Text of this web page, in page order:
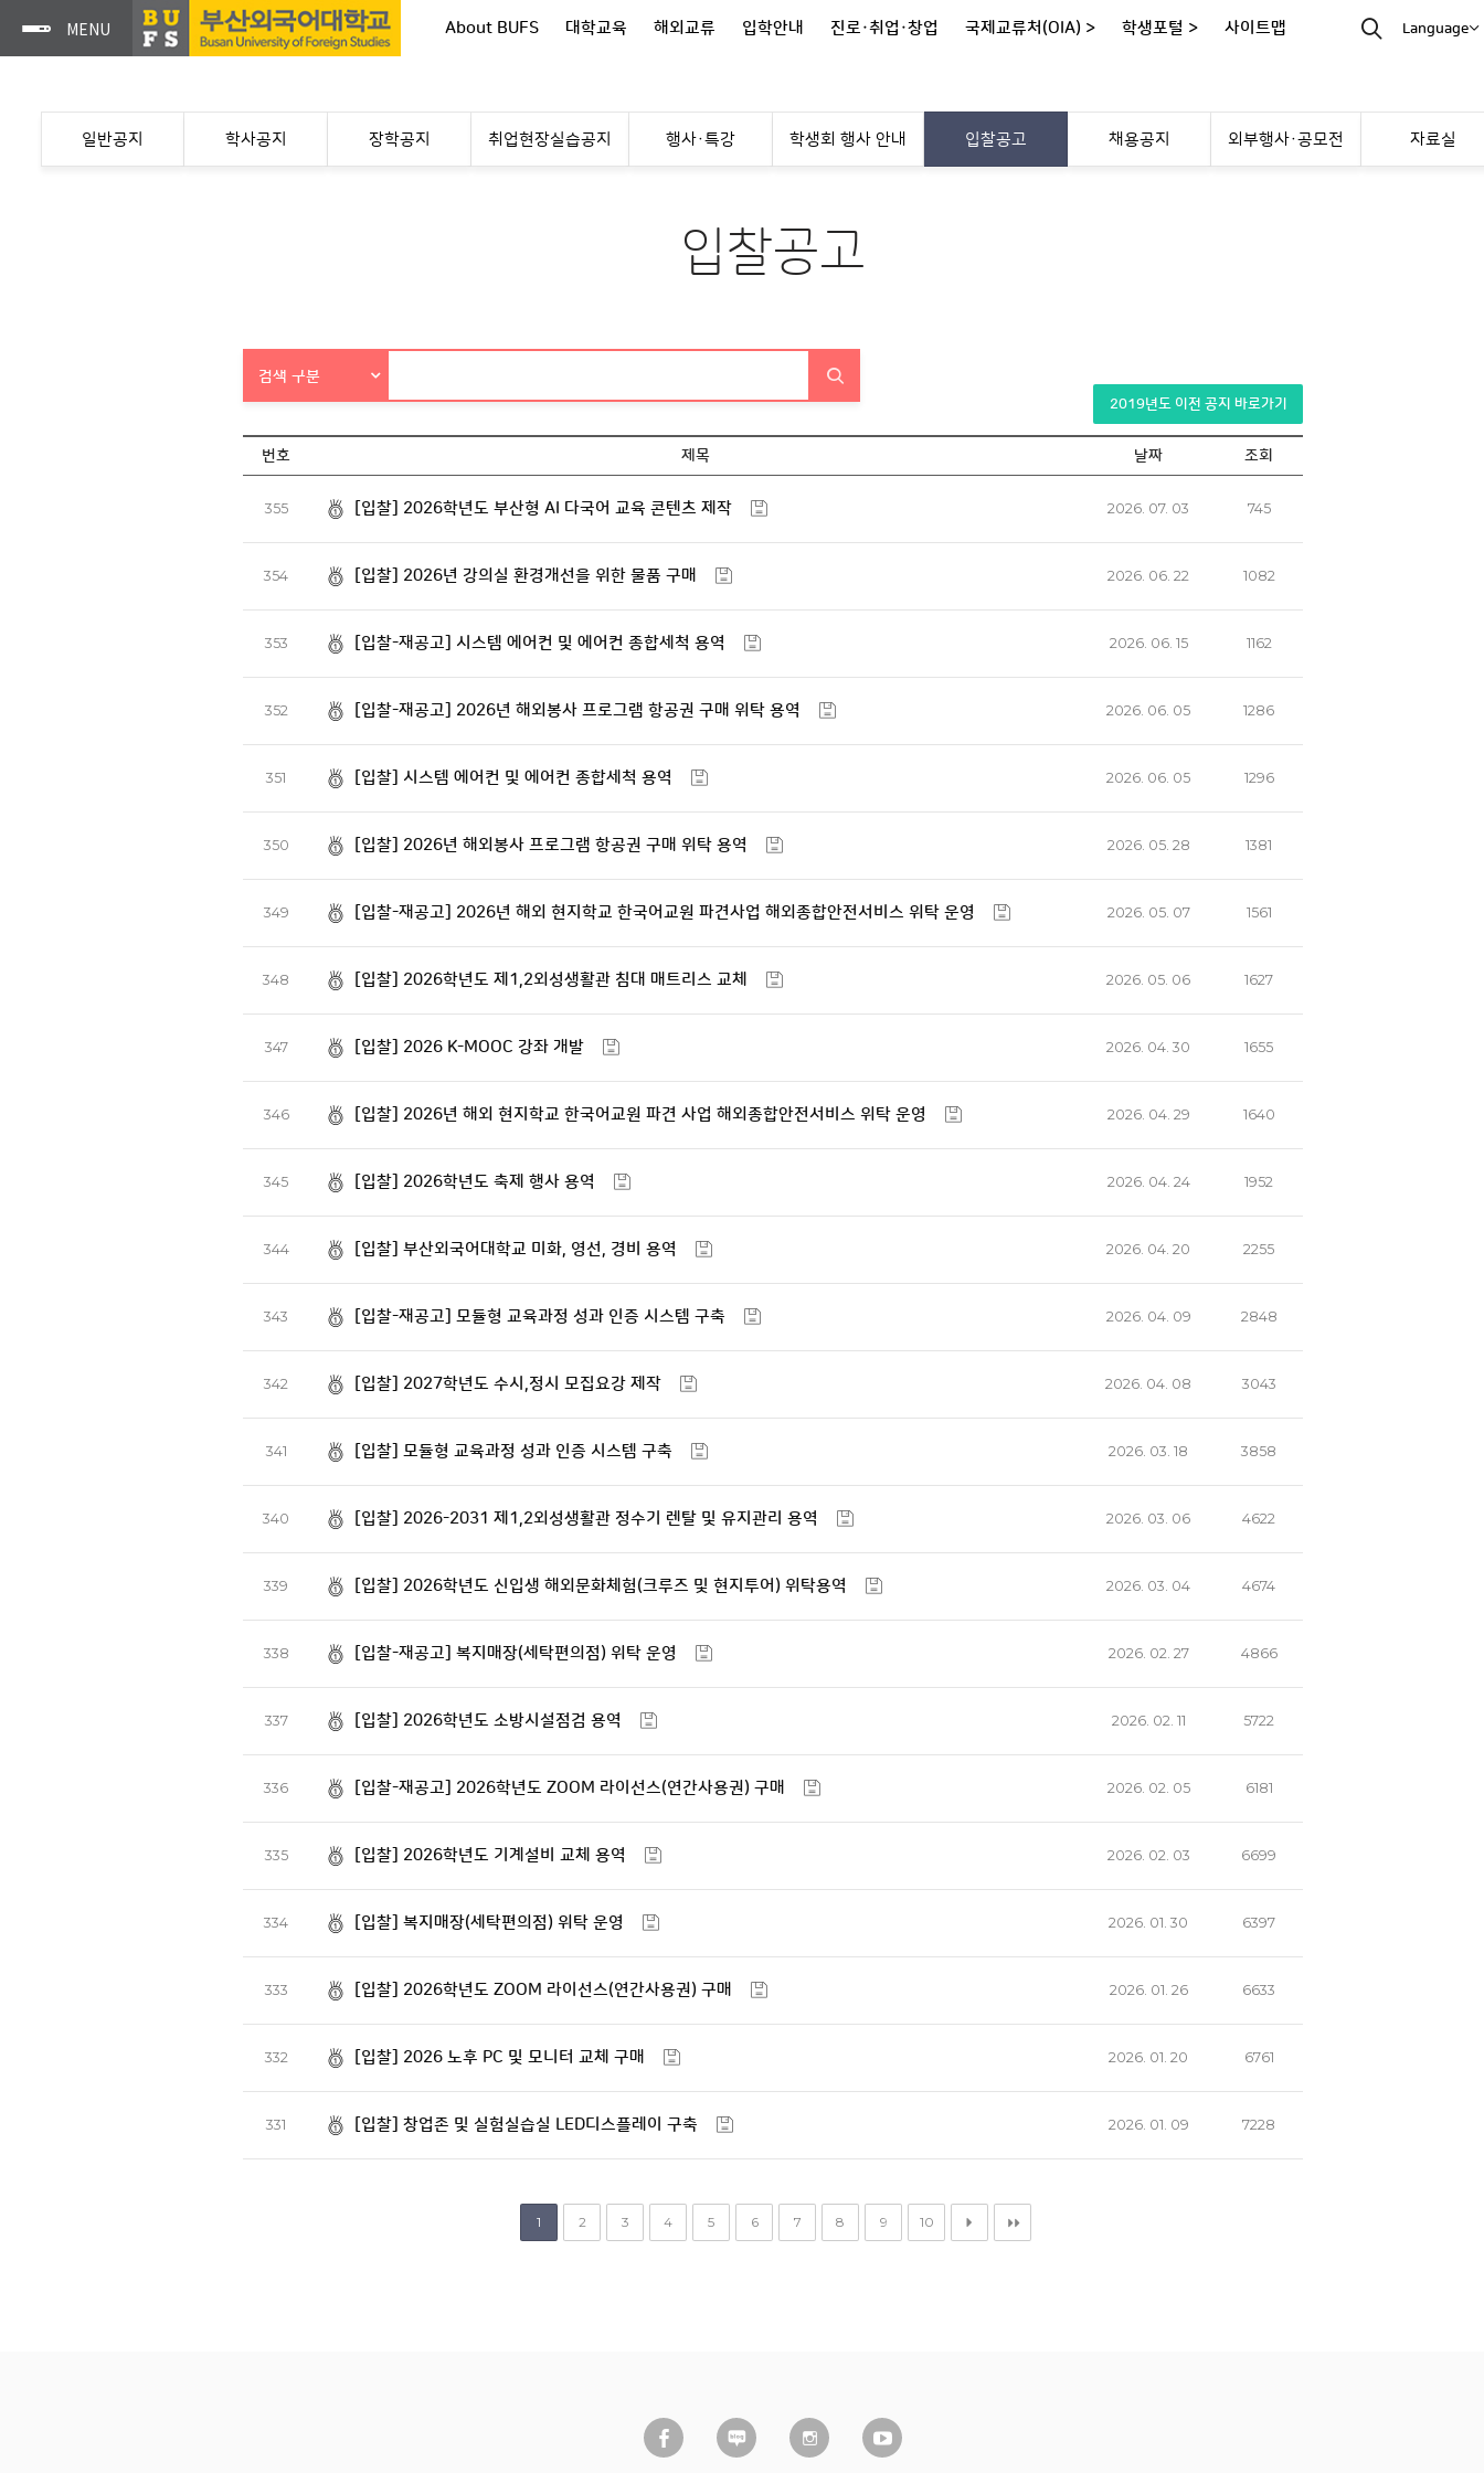
About BUFS 대학교육 해외교류 입학안내 진로·취업·창업 국제교류처(OIA) > 학생포털 > 사이트맵 Language
일반공지 학사공지 장학공지 취업현장실습공지 행사·특강 학생회 행사 안내 입찰공고 채용공지 외부행사·공모전 자료실
입찰공고
검색 구분
2019년도 이전 공지 바로가기
번호 제목 날짜 조회
355 [입찰] 2026학년도 부산형 AI 다국어 교육 콘텐츠 제작 2026. 07. 03 745
354 [입찰] 2026년 강의실 환경개선을 위한 물품 구매 2026. 06. 22 1082
353 [입찰-재공고] 시스템 에어컨 및 에어컨 종합세척 용역 2026. 06. 15 1162
352 [입찰-재공고] 2026년 해외봉사 프로그램 항공권 구매 위탁 용역 2026. 06. 05 1286
351 [입찰] 시스템 에어컨 및 에어컨 종합세척 용역 2026. 06. 05 1296
350 [입찰] 2026년 해외봉사 프로그램 항공권 구매 위탁 용역 2026. 05. 28 1381
349 [입찰-재공고] 2026년 해외 현지학교 한국어교원 파견사업 해외종합안전서비스 위탁 운영 2026. 05. 07 1561
348 [입찰] 2026학년도 제1,2외성생활관 침대 매트리스 교체 2026. 05. 06 1627
347 [입찰] 2026 K-MOOC 강좌 개발 2026. 04. 30 1655
346 [입찰] 2026년 해외 현지학교 한국어교원 파견 사업 해외종합안전서비스 위탁 운영 2026. 04. 29 1640
345 [입찰] 2026학년도 축제 행사 용역 2026. 04. 24 1952
344 [입찰] 부산외국어대학교 미화, 영선, 경비 용역 2026. 04. 20 2255
343 [입찰-재공고] 모듈형 교육과정 성과 인증 시스템 구축 2026. 04. 09 2848
342 [입찰] 2027학년도 수시,정시 모집요강 제작 2026. 04. 08 3043
341 [입찰] 모듈형 교육과정 성과 인증 시스템 구축 2026. 03. 18 3858
340 [입찰] 2026-2031 제1,2외성생활관 정수기 렌탈 및 유지관리 용역 2026. 03. 06 4622
339 [입찰] 2026학년도 신입생 해외문화체험(크루즈 및 현지투어) 위탁용역 2026. 03. 04 4674
338 [입찰-재공고] 복지매장(세탁편의점) 위탁 운영 2026. 02. 27 4866
337 [입찰] 2026학년도 소방시설점검 용역 2026. 02. 11 5722
336 [입찰-재공고] 2026학년도 ZOOM 라이선스(연간사용권) 구매 2026. 02. 05 6181
335 [입찰] 2026학년도 기계설비 교체 용역 2026. 02. 03 6699
334 [입찰] 복지매장(세탁편의점) 위탁 운영 2026. 01. 30 6397
333 [입찰] 2026학년도 ZOOM 라이선스(연간사용권) 구매 2026. 01. 26 6633
332 [입찰] 2026 노후 PC 및 모니터 교체 구매 2026. 01. 20 6761
331 [입찰] 창업존 및 실험실습실 LED디스플레이 구축 2026. 01. 09 7228
1 2 3 4 5 6 7 8 9 10